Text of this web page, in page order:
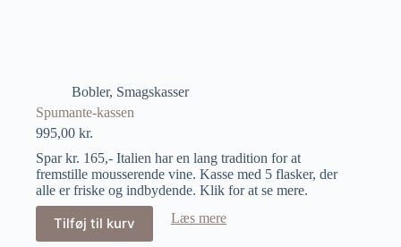
Bobler, Smagskasser
Spumante-kassen
995,00 kr.
Spar kr. 165,- Italien har en lang tradition for at
fremstille mousserende vine. Kasse med 5 flasker, der
alle er friske og indbydende. Klik for at se mere.
Tilføj til kurv Læs mere